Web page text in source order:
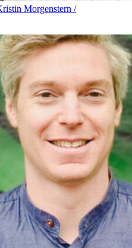
Morgenstern /